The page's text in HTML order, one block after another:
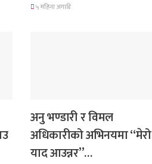
५ महिना अगाडि
अनु भण्डारी र विमल
अधिकारीको अभिनयमा “मेरो
याद आउन्नर”…